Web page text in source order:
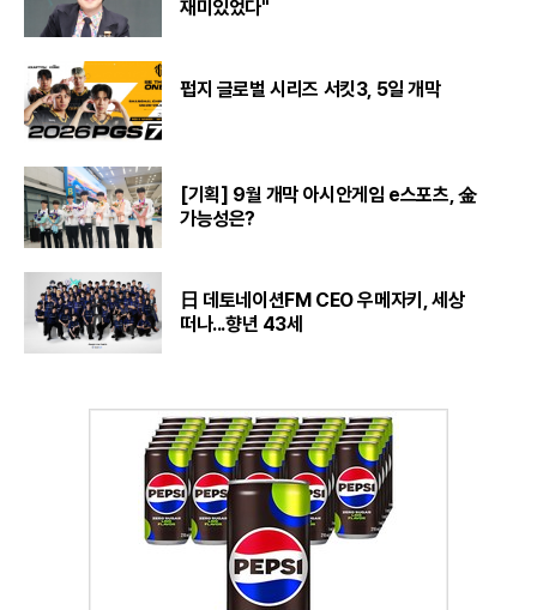
재미있었다"
펍지 글로벌 시리즈 서킷3, 5일 개막
[기획] 9월 개막 아시안게임 e스포츠, 金
가능성은?
日 데토네이션FM CEO 우메자키, 세상
떠나...향년 43세